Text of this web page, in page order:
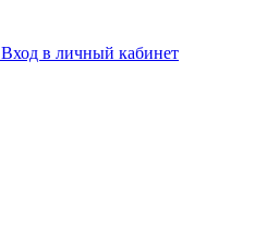
Вход в личный кабинет